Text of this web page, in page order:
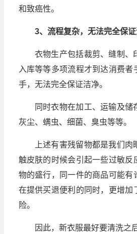
和致癌性。
3、流程复杂，无法完全保
衣物生产包括裁剪、缝制、
入库等等多项流程才到达消费者
手，无法完全保证洁净。
同时衣物在加工、运输及储
灰尘、螨虫、细菌、臭虫等等。
上述有害残留物都是我们
触皮肤的时候会引起一些过敏反
物的盛行，同一件的商品可能有
在提供买退便利的同时，更增加
险。
因此，新衣服最好要清洗之